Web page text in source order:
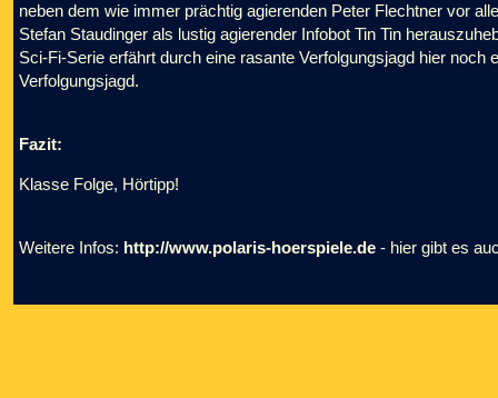
neben dem wie immer prächtig agierenden Peter Flechtner vor
Stefan Staudinger als lustig agierender Infobot Tin Tin
Sci-Fi-Serie erfährt durch eine rasante Verfolgungsjagd hier
Verfolgungsjagd.
Fazit:
Klasse Folge, Hörtipp!
Weitere Infos: http://www.polaris-hoerspiele.de - hier gibt es